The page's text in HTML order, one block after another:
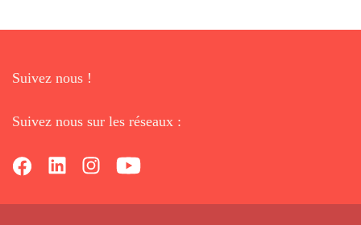
Suivez nous !
Suivez nous sur les réseaux :